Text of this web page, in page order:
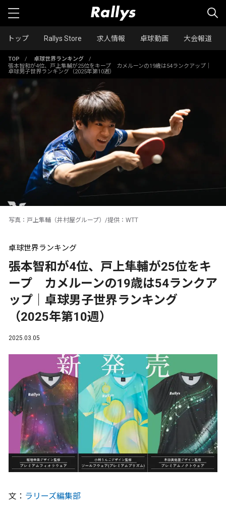
トップ Rallys Store 求人情報 卓球動画 大会報道
TOP / 卓球世界ランキング
/
張本智和が4位、戸上隼輔が25位をキープ カメルーンの19歳は54ランクアップ｜
卓球男子世界ランキング（2025年第10週）
写真：戸上隼輔（井村屋グループ）/提供：WTT
卓球世界ランキング
張本智和が4位、戸上隼輔が25位をキ
ープ カメルーンの19歳は54ランクア
ップ｜卓球男子世界ランキング
（2025年第10週）
2025.03.05
文： ラリーズ編集部